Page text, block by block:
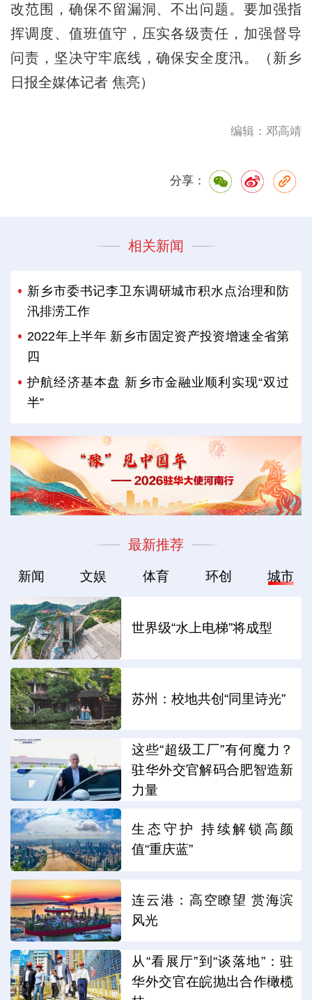
改范围，确保不留漏洞、不出问题。要加强指
挥调度、值班值守，压实各级责任，加强督导
问责，坚决守牢底线，确保安全度汛。（新乡
日报全媒体记者 焦亮）
编辑：邓高靖
分享：
相关新闻
新乡市委书记李卫东调研城市积水点治理和防
汛排涝工作
2022年上半年 新乡市固定资产投资增速全省第
四
护航经济基本盘 新乡市金融业顺利实现“双过
半”
最新推荐
新闻 文娱 体育 环创 城市
世界级“水上电梯”将成型
苏州：校地共创“同里诗光”
这些“超级工厂”有何魔力？
驻华外交官解码合肥智造新
力量
生态守护 持续解锁高颜
值“重庆蓝”
连云港：高空瞭望 赏海滨
风光
从“看展厅”到“谈落地”：驻
华外交官在皖抛出合作橄榄